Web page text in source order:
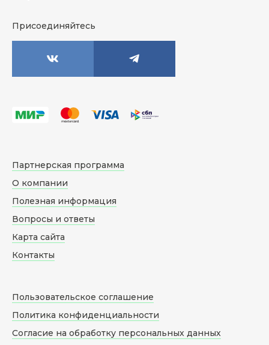
Присоединяйтесь
Партнерская программа
О компании
Полезная информация
Вопросы и ответы
Карта сайта
Контакты
Пользовательское соглашение
Политика конфиденциальности
Согласие на обработку персональных данных